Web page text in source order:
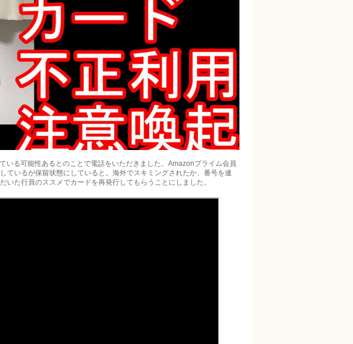
いる可能性あるとのことで電話をいただきました。Amazonプライム会員
ているが保留状態にしていると。海外でスキミングされたか、番号を連
いた行員のススメでカードを再発行してもらうことにしました。